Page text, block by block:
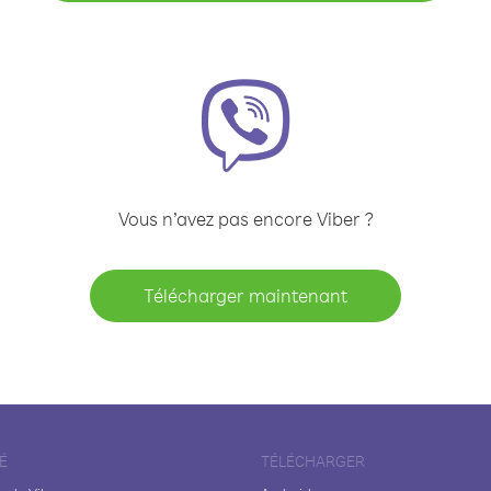
Vous n’avez pas encore Viber ?
Télécharger maintenant
TÉLÉCHARGER